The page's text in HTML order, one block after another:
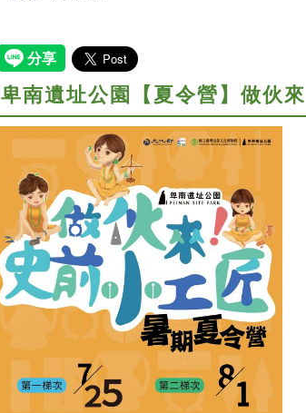
卑南遺址公園【夏令營】做伙